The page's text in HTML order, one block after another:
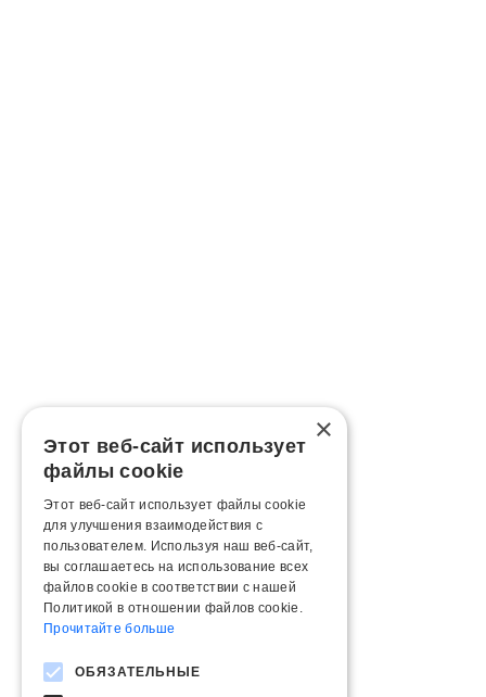
×
Этот веб-сайт использует
файлы cookie
Этот веб-сайт использует файлы cookie
для улучшения взаимодействия с
пользователем. Используя наш веб-сайт,
вы соглашаетесь на использование всех
файлов cookie в соответствии с нашей
Политикой в ​​отношении файлов cookie.
Прочитайте больше
ОБЯЗАТЕЛЬНЫЕ